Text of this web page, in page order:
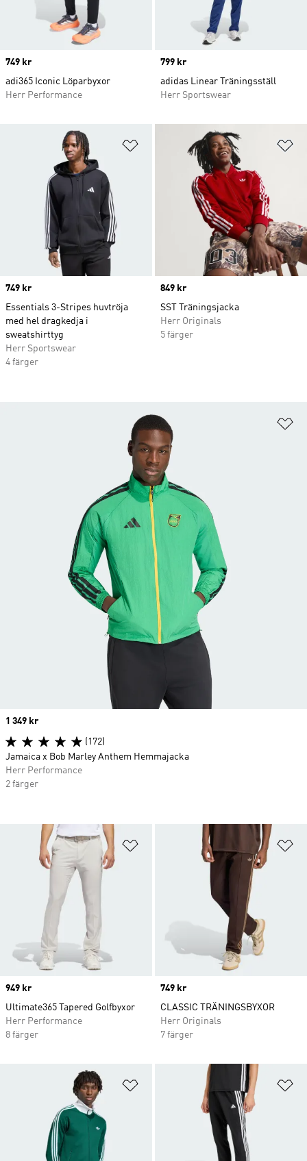
Price
749 kr
adi365 Iconic Löparbyxor
Herr Performance
Price
799 kr
adidas Linear Träningsställ
Herr Sportswear
Lägg till på önskelistan
Price
749 kr
Essentials 3-Stripes huvtröja
med hel dragkedja i
sweatshirttyg
Herr Sportswear
4 färger
Price
849 kr
SST Träningsjacka
Herr Originals
5 färger
Lägg till på önskelistan
Price
949 kr
Ultimate365 Tapered Golfbyxor
Herr Performance
8 färger
Price
749 kr
CLASSIC TRÄNINGSBYXOR
Herr Originals
7 färger
Lägg till på önskelistan
Price
1 349 kr
(172)
Jamaica x Bob Marley Anthem Hemmajacka
Herr Performance
2 färger